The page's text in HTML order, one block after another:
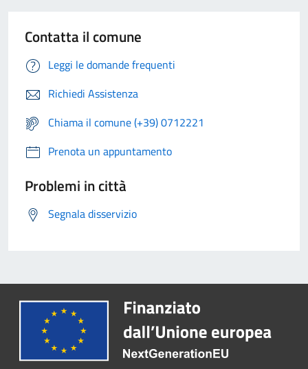
Contatta il comune
Leggi le domande frequenti
Richiedi Assistenza
Chiama il comune (+39) 0712221
Prenota un appuntamento
Problemi in città
Segnala disservizio